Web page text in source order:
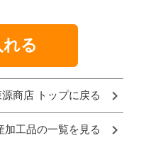
る
商店 トップに戻る
加工品の一覧を見る